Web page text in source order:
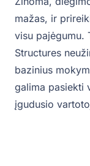
mažas, ir
visu pajėgumu.
Structures
bazinius
galima pasiekti
įgudusio